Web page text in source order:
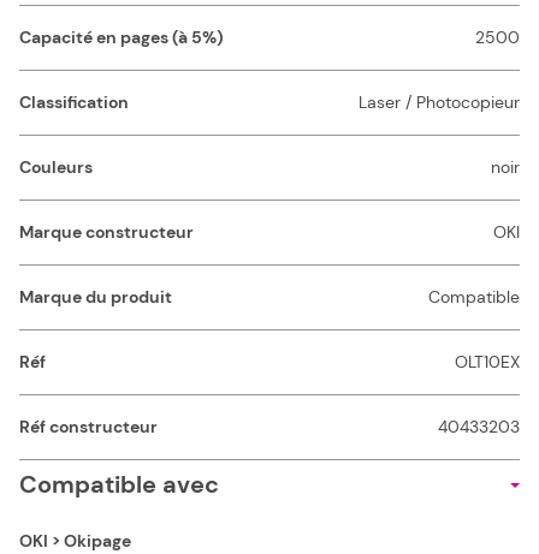
Capacité en pages (à 5%) 2500
Classification Laser / Photocopieur
Couleurs noir
Marque constructeur OKI
Marque du produit Compatible
Réf OLT10EX
Réf constructeur 40433203
Compatible avec
OKI > Okipage